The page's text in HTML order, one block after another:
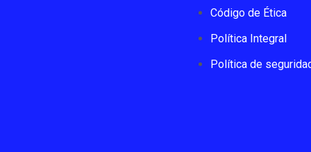
Código de Ética
Política Integral
Política de